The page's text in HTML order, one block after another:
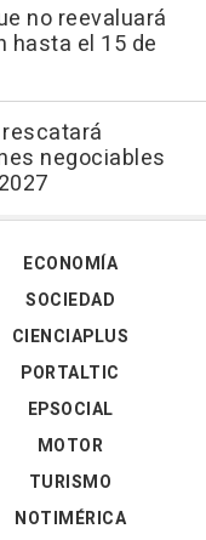
no reevaluará
hasta el 15 de
negociables
ECONOMÍA
SOCIEDAD
CIENCIAPLUS
PORTALTIC
EPSOCIAL
MOTOR
TURISMO
NOTIMÉRICA